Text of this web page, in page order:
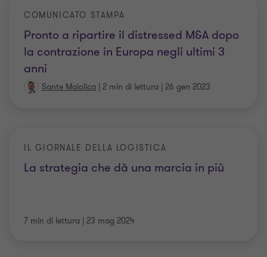
Pronto a ripartire il distressed M&A dopo
la contrazione in Europa negli ultimi 3
anni
COMUNICATO STAMPA
Sante Maiolica | 2 min di lettura | 26 gen 2023
La strategia che dà una marcia in più
IL GIORNALE DELLA LOGISTICA
7 min di lettura | 23 mag 2024